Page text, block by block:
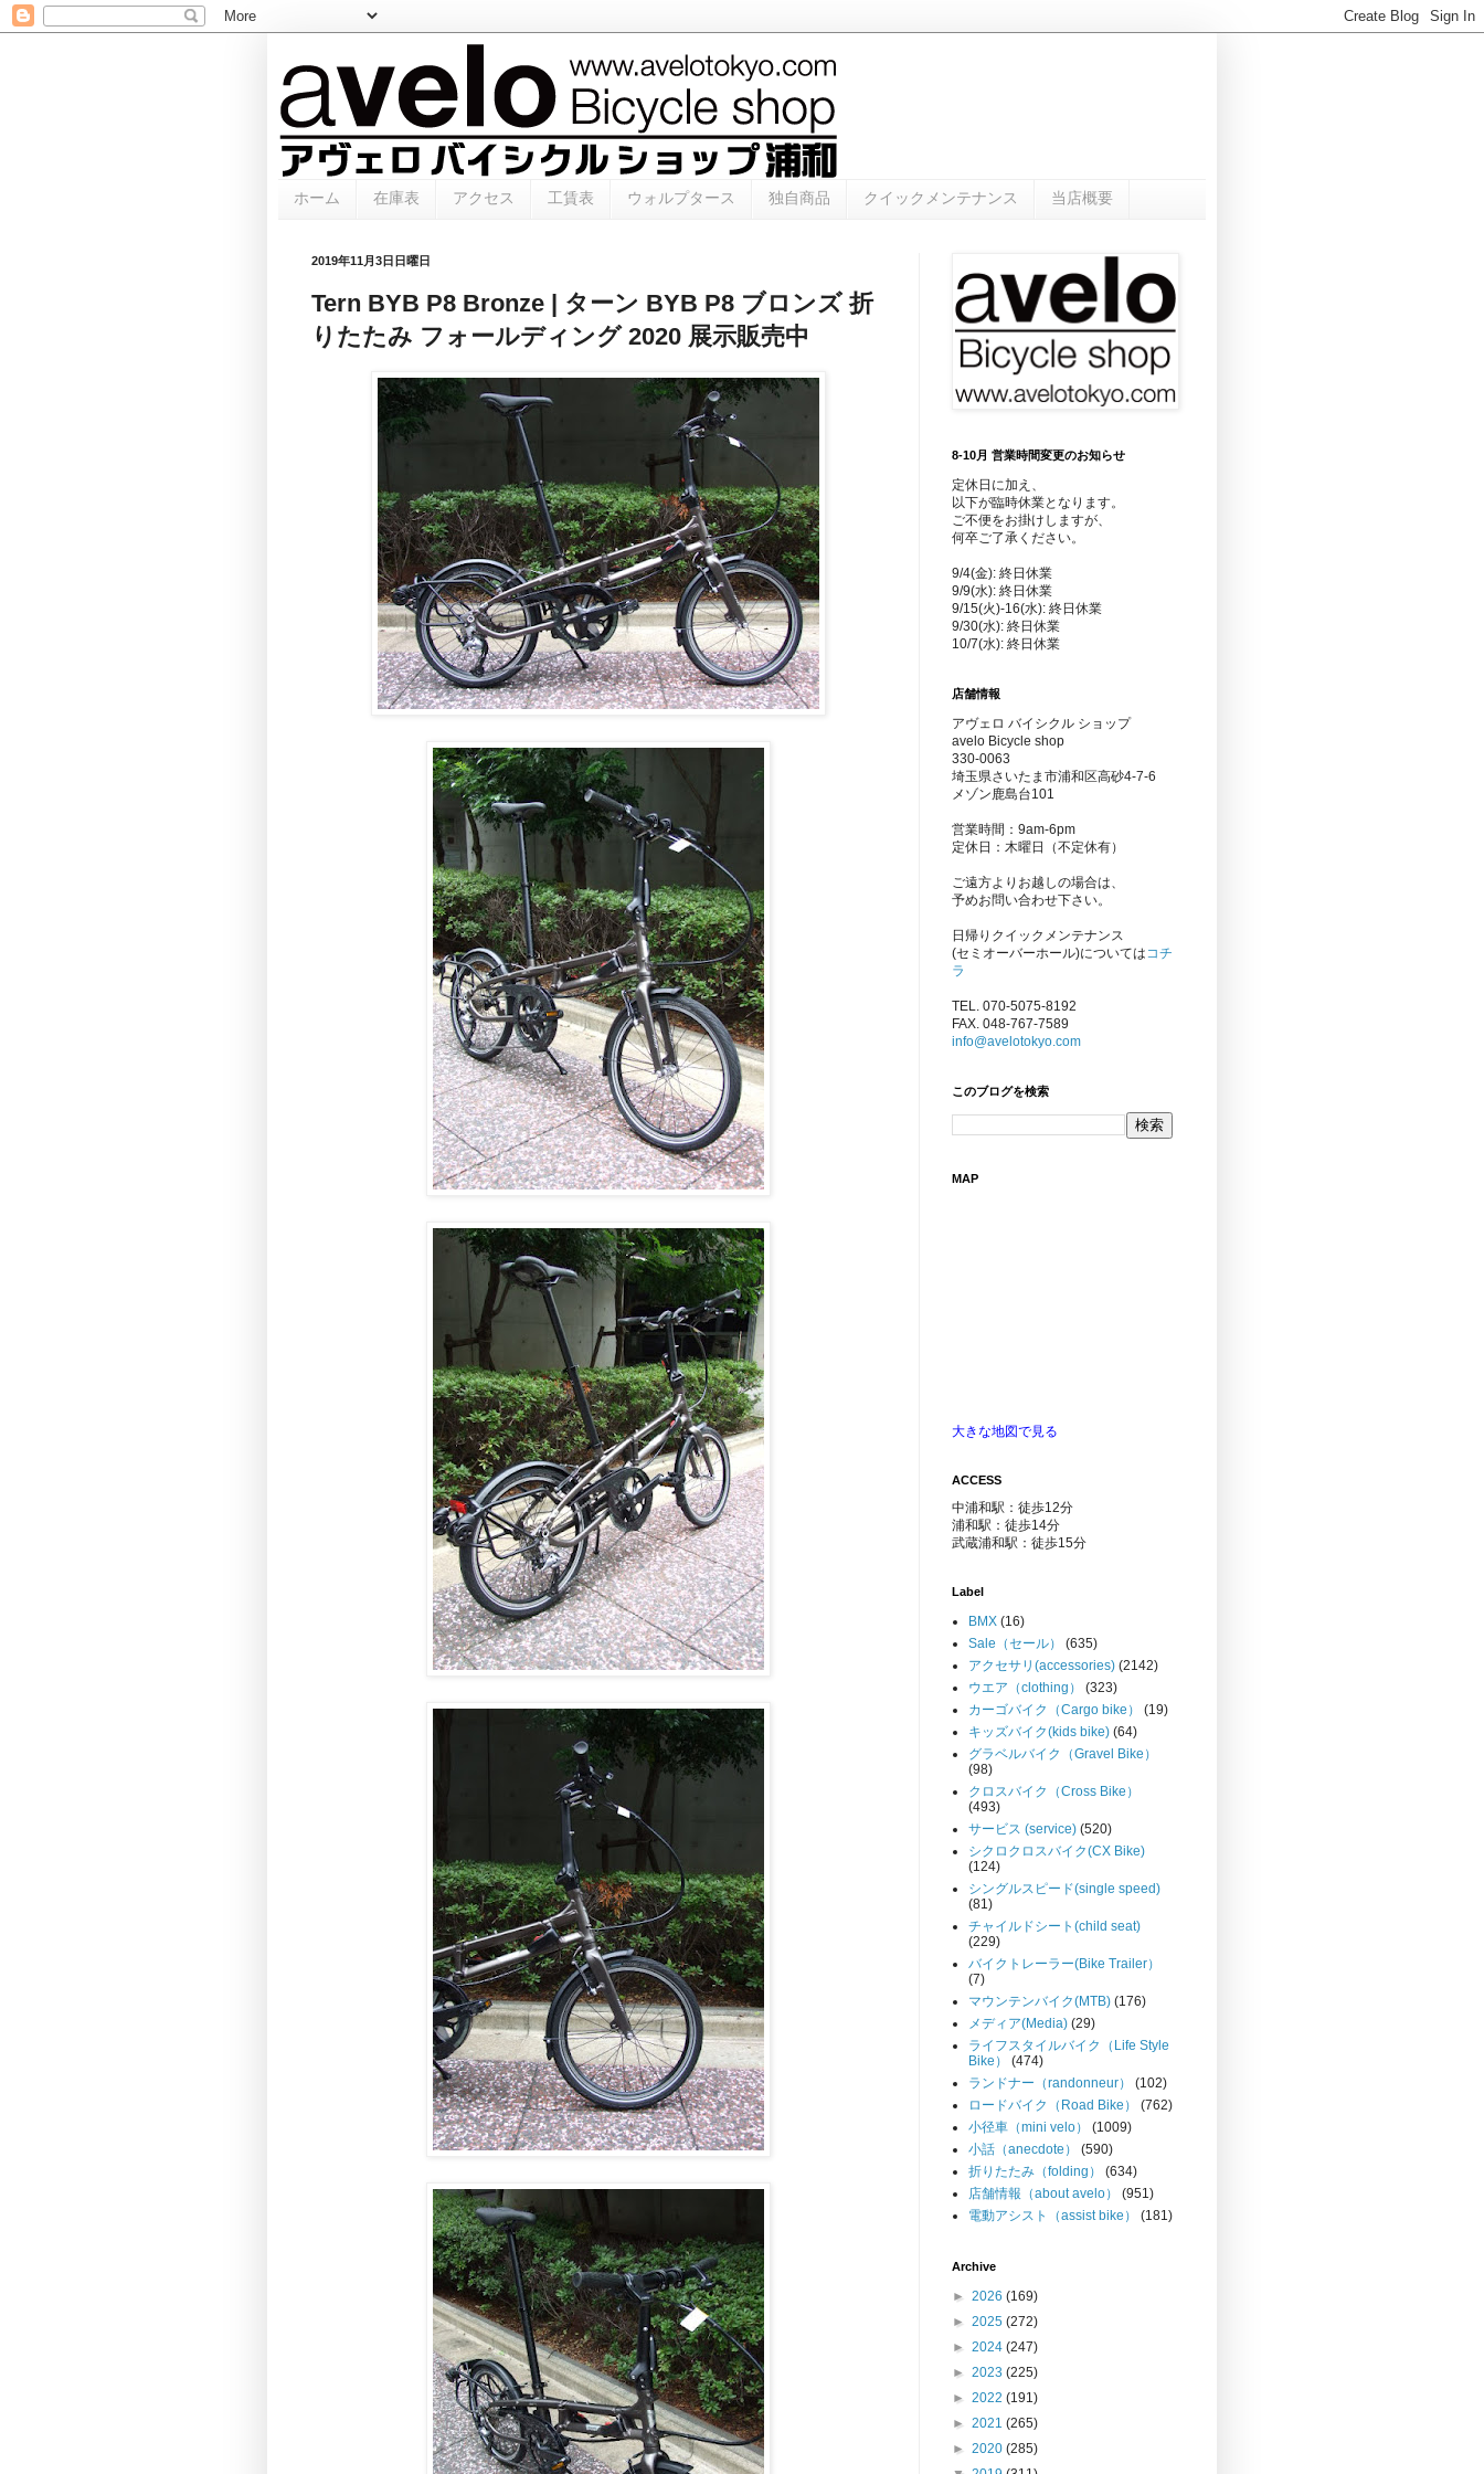
ホーム 在庫表 アクセス 工賃表 ウォルプタース 独自商品 クイックメンテナンス 当店概要
2019年11月3日日曜日
Tern BYB P8 Bronze | ターン BYB P8 ブロンズ 折
りたたみ フォールディング 2020 展示販売中
8-10月 営業時間変更のお知らせ
定休日に加え、
以下が臨時休業となります。
ご不便をお掛けしますが、
何卒ご了承ください。
9/4(金): 終日休業
9/9(水): 終日休業
9/15(火)-16(水): 終日休業
9/30(水): 終日休業
10/7(水): 終日休業
店舗情報
アヴェロ バイシクル ショップ
avelo Bicycle shop
330-0063
埼玉県さいたま市浦和区高砂4-7-6
メゾン鹿島台101
営業時間：9am-6pm
定休日：木曜日（不定休有）
ご遠方よりお越しの場合は、
予めお問い合わせ下さい。
日帰りクイックメンテナンス
(セミオーバーホール)については コチ
ラ
TEL. 070-5075-8192
FAX. 048-767-7589
info@avelotokyo.com
このブログを検索
MAP
大きな地図で見る
ACCESS
中浦和駅：徒歩12分
浦和駅：徒歩14分
武蔵浦和駅：徒歩15分
Label
BMX (16)
Sale（セール）
(635)
アクセサリ(accessories) (2142)
ウエア（clothing）
(323)
カーゴバイク（Cargo bike）
(19)
キッズバイク(kids bike) (64)
グラベルバイク（Gravel Bike）
(98)
クロスバイク（Cross Bike）
(493)
サービス (service) (520)
シクロクロスバイク(CX Bike)
(124)
シングルスピード(single speed)
(81)
チャイルドシート(child seat)
(229)
バイクトレーラー(Bike Trailer）
(7)
マウンテンバイク(MTB) (176)
メディア(Media) (29)
ライフスタイルバイク（Life Style
Bike）
(474)
ランドナー（randonneur）
(102)
ロードバイク（Road Bike）
(762)
小径車（mini velo）
(1009)
小話（anecdote）
(590)
折りたたみ（folding）
(634)
店舗情報（about avelo）
(951)
電動アシスト（assist bike）
(181)
Archive
► 2026 (169)
► 2025 (272)
► 2024 (247)
► 2023 (225)
► 2022 (191)
► 2021 (265)
► 2020 (285)